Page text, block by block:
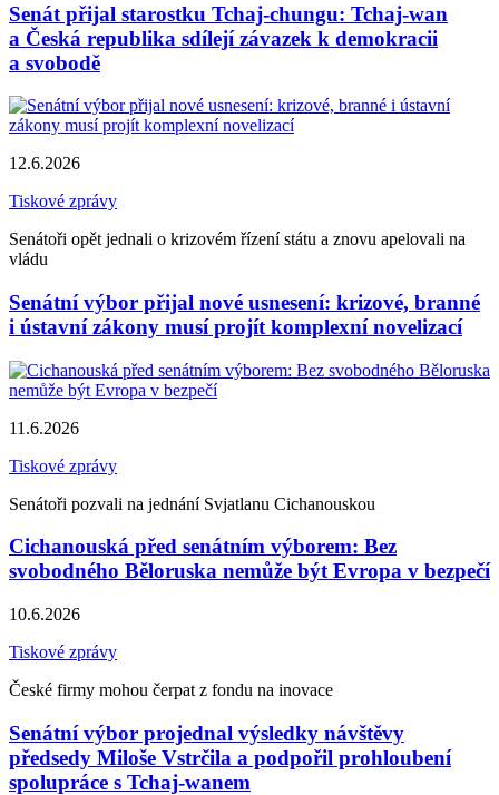
Senát přijal starostku Tchaj-chungu: Tchaj-wan
a Česká republika sdílejí závazek k demokracii
a svobodě
12.6.2026
Tiskové zprávy
Senátoři opět jednali o krizovém řízení státu a znovu apelovali na
vládu
Senátní výbor přijal nové usnesení: krizové, branné
i ústavní zákony musí projít komplexní novelizací
11.6.2026
Tiskové zprávy
Senátoři pozvali na jednání Svjatlanu Cichanouskou
Cichanouská před senátním výborem: Bez
svobodného Běloruska nemůže být Evropa v bezpečí
10.6.2026
Tiskové zprávy
České firmy mohou čerpat z fondu na inovace
Senátní výbor projednal výsledky návštěvy
předsedy Miloše Vstrčila a podpořil prohloubení
spolupráce s Tchaj-wanem